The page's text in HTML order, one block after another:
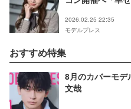
2026.02.25 22:35
モデルプレス
おすすめ特集
8月のカバーモデ
文哉